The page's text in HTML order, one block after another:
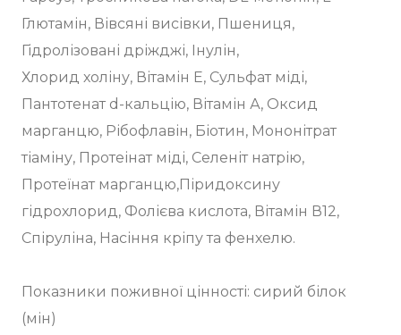
Глютамін, Вівсяні висівки, Пшениця,
Гідролізовані дріжджі, Інулін,
Хлорид холіну, Вітамін Е, Сульфат міді,
Пантотенат d-кальцію, Вітамін А, Оксид
марганцю, Рібофлавін, Біотин, Мононітрат
тіаміну, Протеінат міді, Селеніт натрію,
Протеїнат марганцю,Піридоксину
гідрохлорид, Фолієва кислота, Вітамін В12,
Спіруліна, Насіння кріпу та фенхелю.
Показники поживної цінності: сирий білок
(мін)